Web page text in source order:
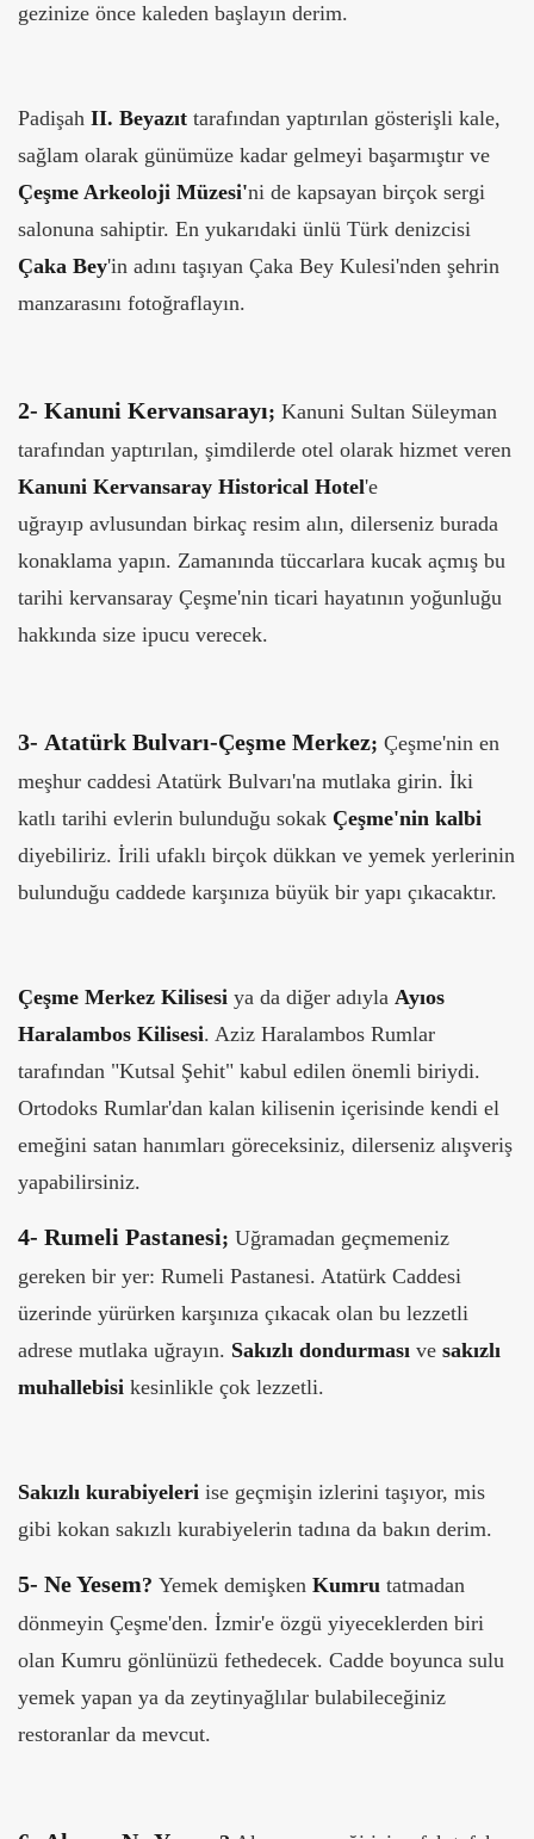
gezinize önce kaleden başlayın derim.
Padişah II. Beyazıt tarafından yaptırılan gösterişli kale,
sağlam olarak günümüze kadar gelmeyi başarmıştır ve
Çeşme Arkeoloji Müzesi'ni de kapsayan birçok sergi
salonuna sahiptir. En yukarıdaki ünlü Türk denizcisi
Çaka Bey'in adını taşıyan Çaka Bey Kulesi'nden şehrin
manzarasını fotoğraflayın.
2- Kanuni Kervansarayı; Kanuni Sultan Süleyman
tarafından yaptırılan, şimdilerde otel olarak hizmet veren
Kanuni Kervansaray Historical Hotel'e
uğrayıp avlusundan birkaç resim alın, dilerseniz burada
konaklama yapın. Zamanında tüccarlara kucak açmış bu
tarihi kervansaray Çeşme'nin ticari hayatının yoğunluğu
hakkında size ipucu verecek.
3- Atatürk Bulvarı-Çeşme Merkez; Çeşme'nin en
meşhur caddesi Atatürk Bulvarı'na mutlaka girin. İki
katlı tarihi evlerin bulunduğu sokak Çeşme'nin kalbi
diyebiliriz. İrili ufaklı birçok dükkan ve yemek yerlerinin
bulunduğu caddede karşınıza büyük bir yapı çıkacaktır.
Çeşme Merkez Kilisesi ya da diğer adıyla Ayıos
Haralambos Kilisesi. Aziz Haralambos Rumlar
tarafından "Kutsal Şehit" kabul edilen önemli biriydi.
Ortodoks Rumlar'dan kalan kilisenin içerisinde kendi el
emeğini satan hanımları göreceksiniz, dilerseniz alışveriş
yapabilirsiniz.
4- Rumeli Pastanesi; Uğramadan geçmemeniz
gereken bir yer: Rumeli Pastanesi. Atatürk Caddesi
üzerinde yürürken karşınıza çıkacak olan bu lezzetli
adrese mutlaka uğrayın. Sakızlı dondurması ve sakızlı
muhallebisi kesinlikle çok lezzetli.
Sakızlı kurabiyeleri ise geçmişin izlerini taşıyor, mis
gibi kokan sakızlı kurabiyelerin tadına da bakın derim.
5- Ne Yesem? Yemek demişken Kumru tatmadan
dönmeyin Çeşme'den. İzmir'e özgü yiyeceklerden biri
olan Kumru gönlünüzü fethedecek. Cadde boyunca sulu
yemek yapan ya da zeytinyağlılar bulabileceğiniz
restoranlar da mevcut.